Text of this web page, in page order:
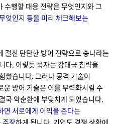
수행할 대응 전략은 무엇인지와 그
엇인지 등을 미리 체크해보는
걸친 탄탄한 방어 전략으로 송나라는
다. 이렇듯 묵자는 강대국 침략을
썼습니다. 그러나 공격 기술이
운 방어 기술은 이를 무력화시킬 수
국 악순환에 부딪치게 되었습니다.
면 서로에게 이익을 준다는
주장하게 됩니다. 기업도 경쟁 상황에